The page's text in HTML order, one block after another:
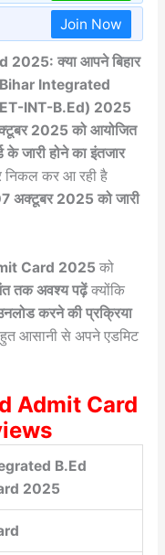
Join Now
क्या आपने बिहार
Bihar Integrated
INT-B.Ed) 2025
2025 को आयोजित
के जारी होने का इंतजार
निकल कर आ रही है
अक्टूबर 2025 को जारी
Card 2025 को
तक अवश्य पढ़ेंक्योंकि
करने की प्रक्रिया
आसानी से अपने एडमिट
Admit Card
B.Ed
2025